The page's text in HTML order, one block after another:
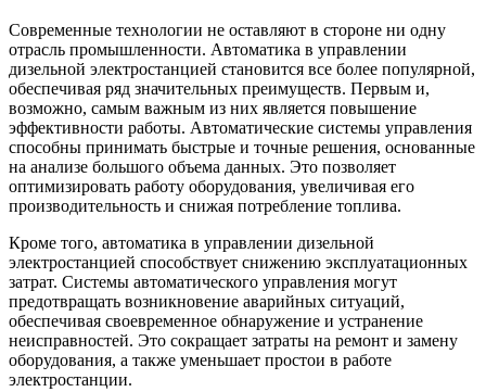
Современные технологии не оставляют в стороне ни одну
отрасль промышленности. Автоматика в управлении
дизельной электростанцией становится все более популярной,
обеспечивая ряд значительных преимуществ. Первым и,
возможно, самым важным из них является повышение
эффективности работы. Автоматические системы управления
способны принимать быстрые и точные решения, основанные
на анализе большого объема данных. Это позволяет
оптимизировать работу оборудования, увеличивая его
производительность и снижая потребление топлива.
Кроме того, автоматика в управлении дизельной
электростанцией способствует снижению эксплуатационных
затрат. Системы автоматического управления могут
предотвращать возникновение аварийных ситуаций,
обеспечивая своевременное обнаружение и устранение
неисправностей. Это сокращает затраты на ремонт и замену
оборудования, а также уменьшает простои в работе
электростанции.